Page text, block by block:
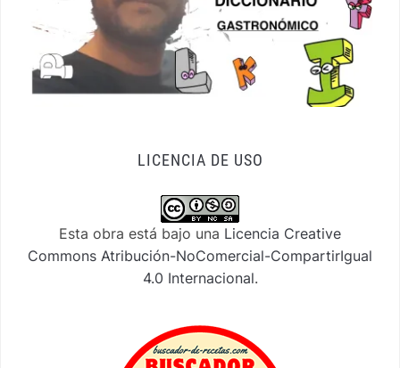
LICENCIA DE USO
Esta obra está bajo una Licencia Creative
Commons Atribución-NoComercial-CompartirIgual
4.0 Internacional.